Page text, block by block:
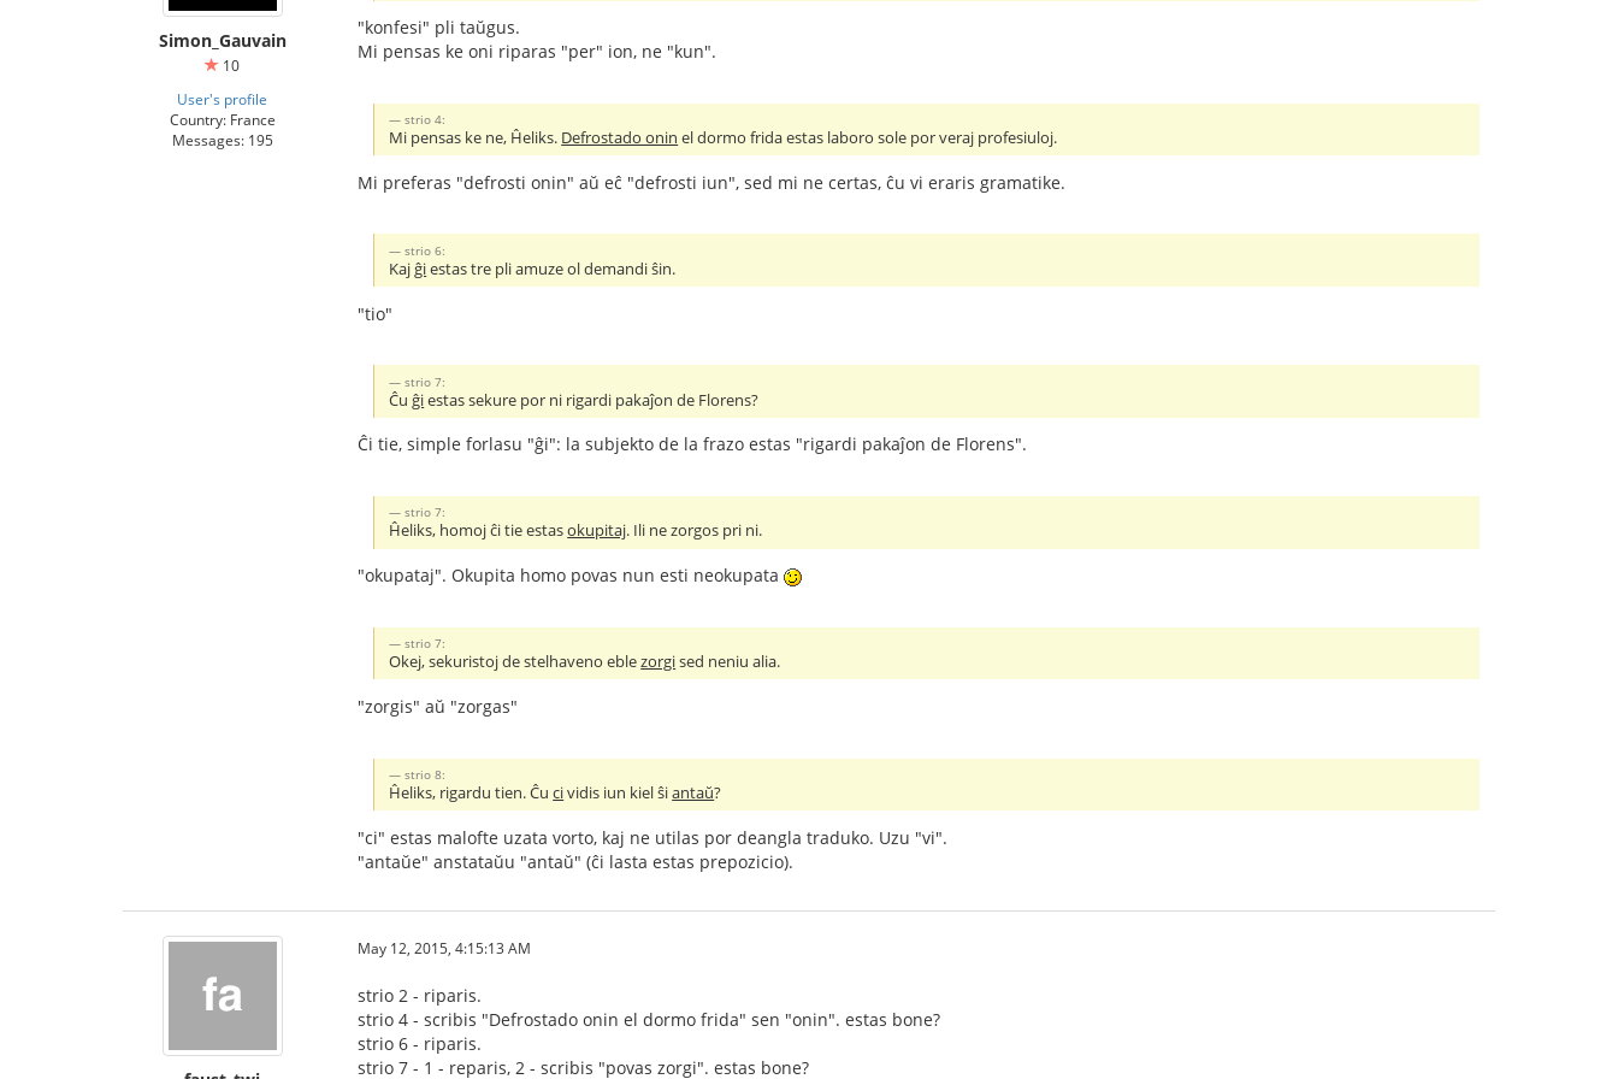
Simon_Gauvain
10
User's profile
Country: France
Messages: 195
"konfesi" pli taŭgus.
Mi pensas ke oni riparas "per" ion, ne "kun".
strio 4:
Mi pensas ke ne, Ĥeliks. Defrostado onin el dormo frida estas laboro sole por veraj profesiuloj.
Mi preferas "defrosti onin" aŭ eĉ "defrosti iun", sed mi ne certas, ĉu vi eraris gramatike.
strio 6:
Kajĝiestas tre pli amuze ol demandi ŝin.
"tio"
strio 7:
Ĉuĝiestas sekure por ni rigardi pakaĵon de Florens?
Ĉi tie, simple forlasu "ĝi": la subjekto de la frazo estas "rigardi pakaĵon de Florens".
strio 7:
Ĥeliks, homoj ĉi tie estasokupitaj. Ili ne zorgos pri ni.
"okupataj". Okupita homo povas nun esti neokupata
strio 7:
Okej, sekuristoj de stelhaveno eblezorgised neniu alia.
"zorgis" aŭ "zorgas"
strio 8:
Ĥeliks, rigardu tien. Ĉucividis iun kiel ŝiantaŭ?
"ci" estas malofte uzata vorto, kaj ne utilas por deangla traduko. Uzu "vi".
"antaŭe" anstataŭu "antaŭ" (ĉi lasta estas prepozicio).
May 12, 2015, 4:15:13 AM
strio 2 - riparis.
strio 4 - scribis "Defrostado onin el dormo frida" sen "onin". estas bone?
strio 6 - riparis.
strio 7 - 1 - reparis, 2 - scribis "povas zorgi". estas bone?